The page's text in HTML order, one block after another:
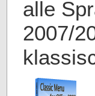
alle
2007/